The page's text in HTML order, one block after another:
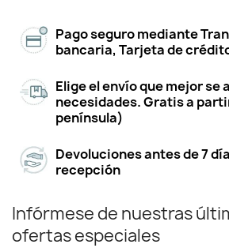
Pago seguro mediante
bancaria, Tarjeta de
Elige el envío que mejor se
necesidades. Gratis a
península)
Devoluciones antes de 7
recepción
Infórmese de nuestras
ofertas especiales